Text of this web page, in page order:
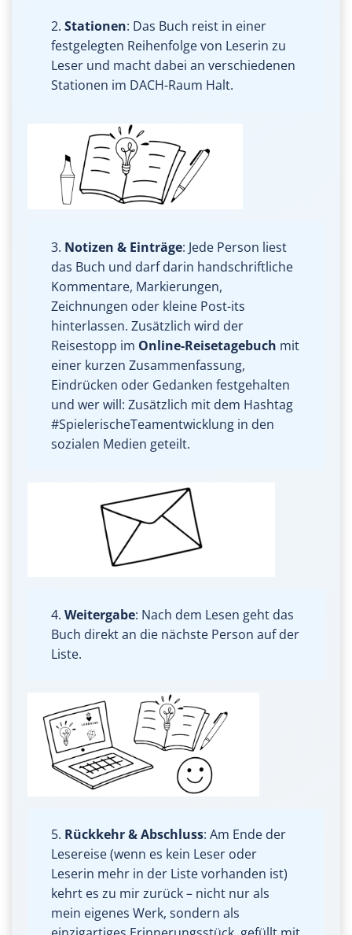
2. Stationen: Das Buch reist in einer
festgelegten Reihenfolge von Leserin zu
Leser und macht dabei an verschiedenen
Stationen im DACH-Raum Halt.
3. Notizen & Einträge: Jede Person liest
das Buch und darf darin handschriftliche
Kommentare, Markierungen,
Zeichnungen oder kleine Post-its
hinterlassen. Zusätzlich wird der
Reisestopp im Online-Reisetagebuch mit
einer kurzen Zusammenfassung,
Eindrücken oder Gedanken festgehalten
und wer will: Zusätzlich mit dem Hashtag
#SpielerischeTeamentwicklung in den
sozialen Medien geteilt.
4. Weitergabe: Nach dem Lesen geht das
Buch direkt an die nächste Person auf der
Liste.
5. Rückkehr& Abschluss: Am Ende der
Lesereise (wenn es kein Leser oder
Leserin mehr in der Liste vorhanden ist)
kehrt es zu mir zurück – nicht nur als
mein eigenes Werk, sondern als